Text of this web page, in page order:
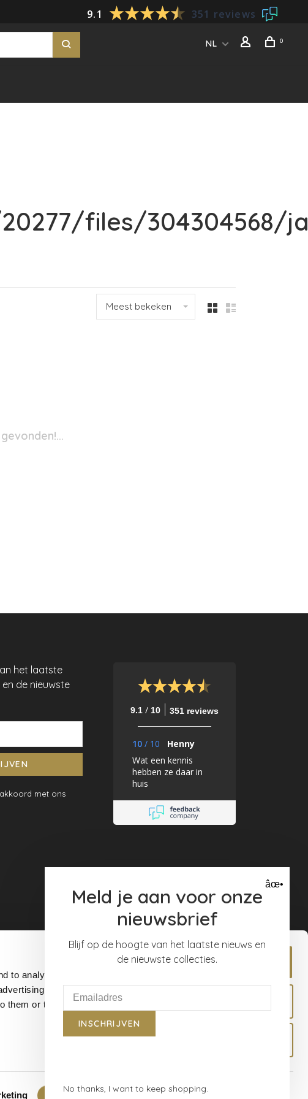
to analyse our
and
them or that
Show details
Allow all
9.1 351 reviews
NL 0
files/304304568/
Meest bekeken
het laatste
de nieuwste
met ons
9.1 / 10 351 reviews
10 / 10
Henny
Wat een kennis
hebben ze daar in
huis
âœ•
Meld je aan voor onze
nieuwsbrief
Blijf op de hoogte van het laatste nieuws en
de nieuwste collecties.
INSCHRIJVEN
No thanks, I want to keep shopping.